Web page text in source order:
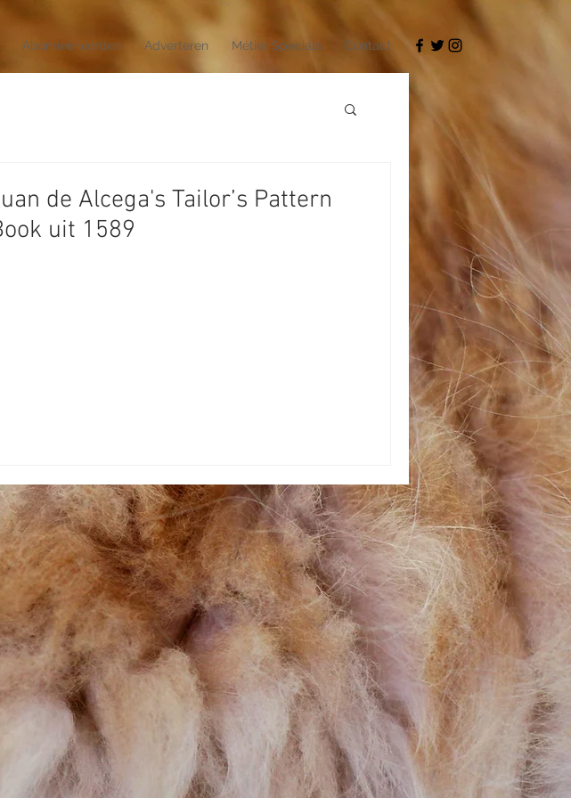
Abonnee worden Adverteren Métier Specials Contact
de Alcega's Tailor’s Pattern
uit 1589